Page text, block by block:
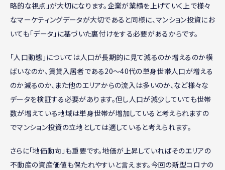
略的な視点」が大切になります。企業が業績を上げていく上で様々
なマーケティングデータが大切であると同様に、マンション投資にお
いても「データ」に基づいた裏付けをする必要があるからです。
「人口動態」については人口が長期的に見て減るのか増えるのか横
ばいなのか、賃貸入居者である20～40代の単身世帯人口が増える
のか減るのか、また他のエリアからの流入は多いのか、など様々な
データを検証する必要があります。但し人口が減少していても世帯
数が増えている地域は単身世帯が増加していると考えられますの
でマンション投資の立地としては適していると考えられます。
さらに「地価動向」も重要です。地価が上昇していればそのエリアの
不動産の資産価値も保たれやすいと言えます。今回の新型コロナの